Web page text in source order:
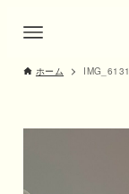
ホーム IMG_6131